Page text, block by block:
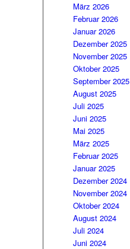
März 2026
Februar 2026
Januar 2026
Dezember 2025
November 2025
Oktober 2025
September 2025
August 2025
Juli 2025
Juni 2025
Mai 2025
März 2025
Februar 2025
Januar 2025
Dezember 2024
November 2024
Oktober 2024
August 2024
Juli 2024
Juni 2024